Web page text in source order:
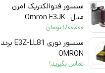
سنسور فتوالکتریک امرن
مدل Omron E3JK-
DS30M1
۱,۱۰۰,۰۰۰ تومان
سنسور نوری E3Z-LL81 برند
OMRON
تماس بگیرید!